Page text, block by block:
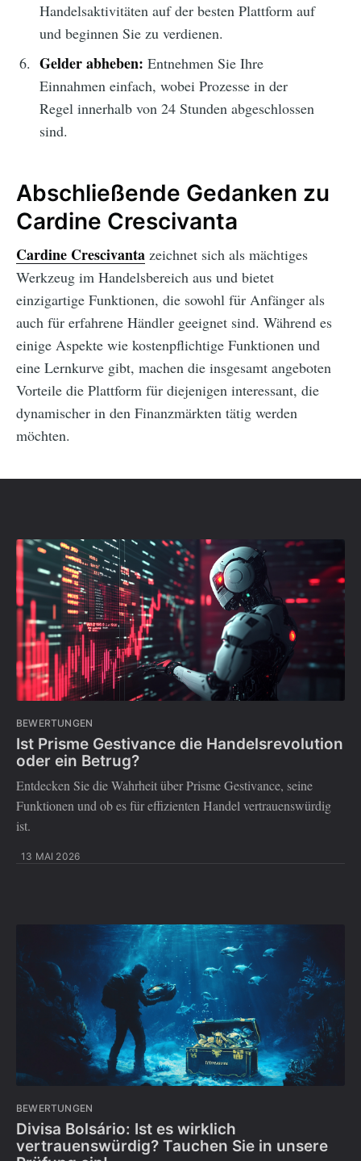
Handelsaktivitäten auf der besten Plattform auf
und beginnen Sie zu verdienen.
Gelder abheben: Entnehmen Sie Ihre
Einnahmen einfach, wobei Prozesse in der
Regel innerhalb von 24 Stunden abgeschlossen
sind.
Abschließende Gedanken zu
Cardine Crescivanta
Cardine Crescivanta zeichnet sich als mächtiges
Werkzeug im Handelsbereich aus und bietet
einzigartige Funktionen, die sowohl für Anfänger als
auch für erfahrene Händler geeignet sind. Während es
einige Aspekte wie kostenpflichtige Funktionen und
eine Lernkurve gibt, machen die insgesamt angeboten
Vorteile die Plattform für diejenigen interessant, die
dynamischer in den Finanzmärkten tätig werden
möchten.
BEWERTUNGEN
Ist Prisme Gestivance die Handelsrevolution
oder ein Betrug?
Entdecken Sie die Wahrheit über Prisme Gestivance, seine
Funktionen und ob es für effizienten Handel vertrauenswürdig
ist.
13 MAI 2026
BEWERTUNGEN
Divisa Bolsário: Ist es wirklich
vertrauenswürdig? Tauchen Sie in unsere